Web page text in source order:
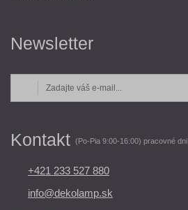
Newsletter
Kontakt (Po-Pia 9:00-16:00) pracovné dni
+421 233 527 880
info@dekolamp.sk